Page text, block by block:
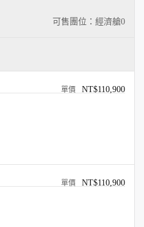
可售團位：經濟艙0
NT$110,900
NT$110,900